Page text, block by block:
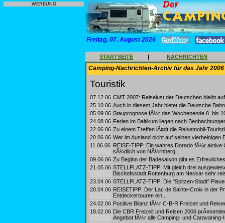
WERBUNG
Freitag, 07. August 2026
STARTSEITE | NACHRICHTEN
Camping-Nachrichten-Archiv für das Jahr 2006
Touristik
07.12.06 CMT 2007: Reiselust der Deutschen bleibt
25.10.06 Auch in diesem Jahr bietet die Deutsche
05.09.06 Stauprognose fÃ¼r das Wochenende 8. bis
24.08.06 Ferien im Baltikum liegen nach
22.06.06 Zu einem Treffen lÃ¤dt die Reisemobil-
20.06.06 Wer im Ausland nicht auf seinen
11.06.06 REISE-TIPP: Ein wahres Dorado fÃ¼r aktive
sÃ¼dlich von NÃ¼rnberg...
09.06.06 Zu Beginn der Badesaison gibt es
21.05.06 STELLPLATZ-TIPP: Mit gleich drei
Bischofsstadt Rottenburg am Neckar sehr
23.04.06 STELLPLATZ-TIPP: Die "Spitzen-Stadt"
20.04.06 REISETIPP: Der Lac de Sainte-Croix in der
Entdeckertouren ein...
24.02.06 Positive Bilanz fÃ¼r C-B-R Freizeit und
18.02.06 Die CBR Freizeit und Reisen 2006
Angebot fÃ¼r alle Camping- und Caravaning-